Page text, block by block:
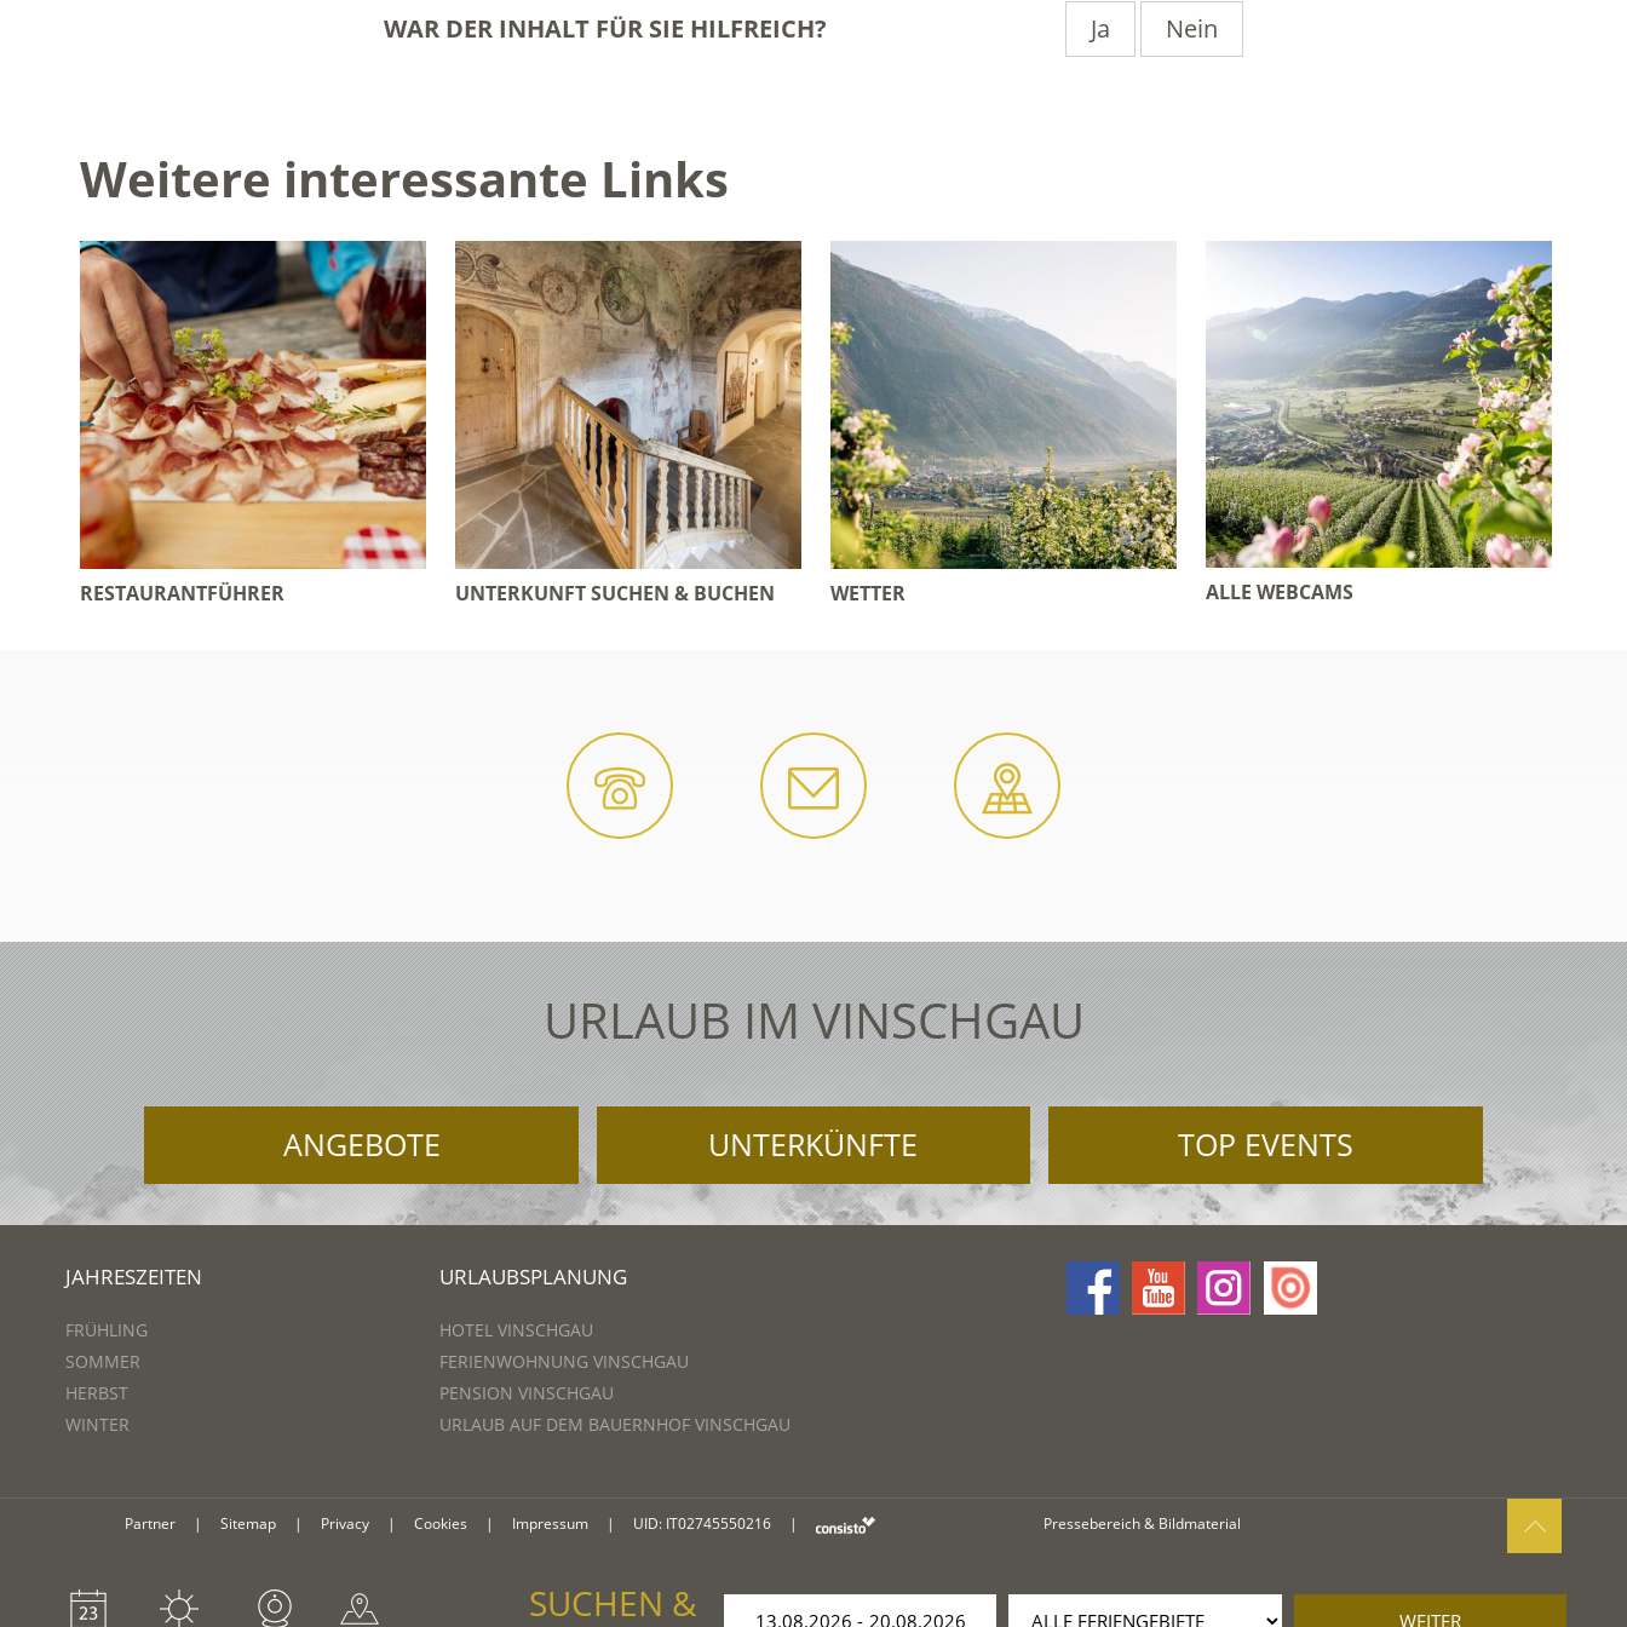
WAR DER INHALT FÜR SIE HILFREICH? Ja Nein
Weitere interessante Links
RESTAURANTFÜHRER UNTERKUNFT SUCHEN & BUCHEN WETTER ALLE WEBCAMS
URLAUB IM VINSCHGAU
ANGEBOTE UNTERKÜNFTE TOP EVENTS
JAHRESZEITEN
FRÜHLING
SOMMER
HERBST
WINTER
URLAUBSPLANUNG
HOTEL VINSCHGAU
FERIENWOHNUNG VINSCHGAU
PENSION VINSCHGAU
URLAUB AUF DEM BAUERNHOF VINSCHGAU
Partner | Sitemap | Privacy | Cookies | Impressum | UID: IT02745550216 | Pressebereich & Bildmaterial
SUCHEN & WEITER